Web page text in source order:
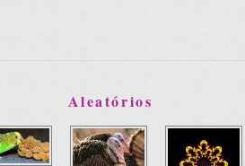
Aleatórios